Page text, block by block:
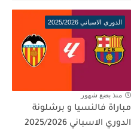
الدوري الاسباني 2025/2026
منذ بضع شهور
مباراة فالنسيا و برشلونة
الدوري الاسباني 2025/2026